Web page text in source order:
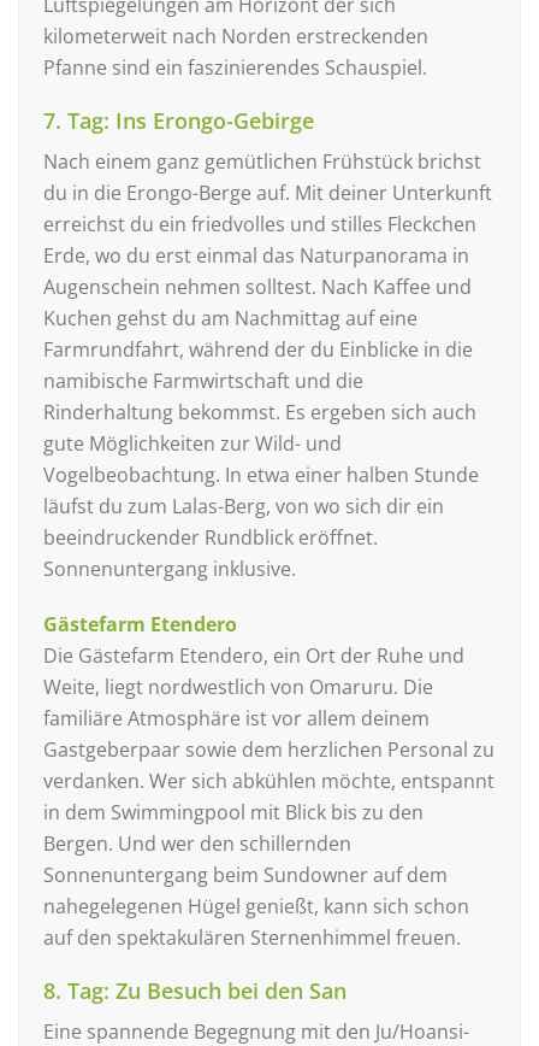
kilometerweit nach Norden erstreckenden
Pfanne sind ein faszinierendes Schauspiel.
7. Tag: Ins Erongo-Gebirge
Nach einem ganz gemütlichen Frühstück brichst
du in die Erongo-Berge auf. Mit deiner Unterkunft
erreichst du ein friedvolles und stilles Fleckchen
Erde, wo du erst einmal das Naturpanorama in
Augenschein nehmen solltest. Nach Kaffee und
Kuchen gehst du am Nachmittag auf eine
Farmrundfahrt, während der du Einblicke in die
namibische Farmwirtschaft und die
Rinderhaltung bekommst. Es ergeben sich auch
gute Möglichkeiten zur Wild- und
Vogelbeobachtung. In etwa einer halben Stunde
läufst du zum Lalas-Berg, von wo sich dir ein
beeindruckender Rundblick eröffnet.
Sonnenuntergang inklusive.
Gästefarm Etendero
Die Gästefarm Etendero, ein Ort der Ruhe und
Weite, liegt nordwestlich von Omaruru. Die
familiäre Atmosphäre ist vor allem deinem
Gastgeberpaar sowie dem herzlichen Personal zu
verdanken. Wer sich abkühlen möchte, entspannt
in dem Swimmingpool mit Blick bis zu den
Bergen. Und wer den schillernden
Sonnenuntergang beim Sundowner auf dem
nahegelegenen Hügel genießt, kann sich schon
auf den spektakulären Sternenhimmel freuen.
8. Tag: Zu Besuch bei den San
Eine spannende Begegnung mit den Ju/Hoansi-